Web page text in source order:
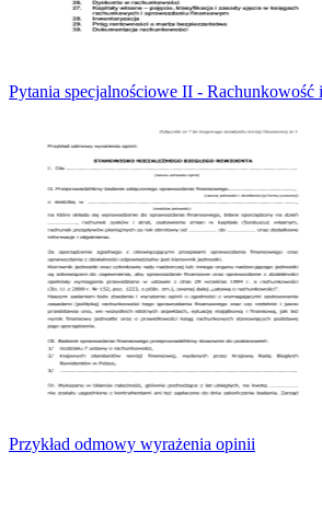
Pytania specjalnościowe II - Rachunkowość
Przykład odmowy wyrażenia opinii